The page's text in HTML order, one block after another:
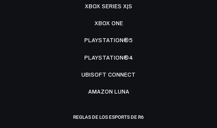
XBOX SERIES X|S
XBOX ONE
PLAYSTATION®5
PLAYSTATION®4
UBISOFT CONNECT
AMAZON LUNA
REGLAS DE LOS ESPORTS DE R6